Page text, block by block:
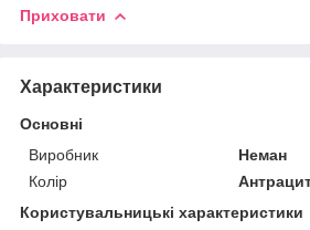
Приховати
Характеристики
Основні
Виробник
Неман
Колір
Користувальницькі характеристики